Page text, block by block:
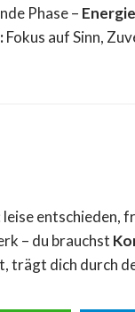
Phase –
Fokus auf Sinn,
leise entschieden,
– du brauchst
trägt dich durch